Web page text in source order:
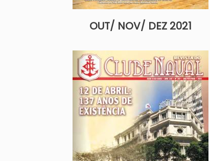
OUT/ NOV/ DEZ 2021
Imagem